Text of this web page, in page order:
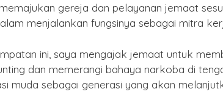
gereja dan pelayanan jemaat
menjalankan fungsinya sebagai mitra
ini, saya mengajak jemaat untuk
dan memerangi bahaya narkoba di
muda sebagai generasi yang akan